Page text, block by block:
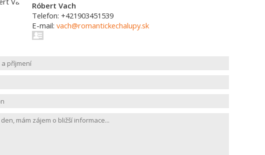
Róbert Vach
Telefon: +421903451539
E-mail: vach@romantickechalupy.sk